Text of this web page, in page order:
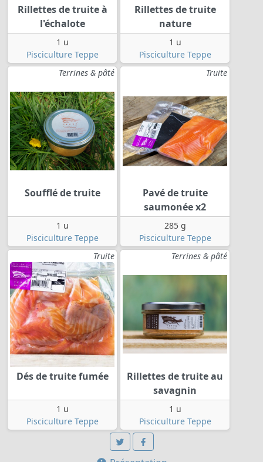
Rillettes de truite à
l'échalote
1 u
Pisciculture Teppe
Rillettes de truite
nature
1 u
Pisciculture Teppe
Terrines & pâté
Soufflé de truite
1 u
Pisciculture Teppe
Truite
Pavé de truite
saumonée x2
285 g
Pisciculture Teppe
Truite
Dés de truite fumée
1 u
Pisciculture Teppe
Terrines & pâté
Rillettes de truite au
savagnin
1 u
Pisciculture Teppe